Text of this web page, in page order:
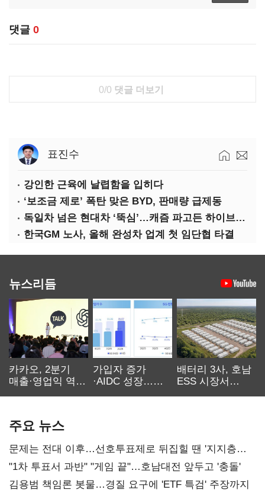
댓글 0
0/0 댓글 더보기
표진수
강인한 근육에 날렵함을 입히다
‘보조금 제로’ 폭탄 맞은 BYD, 판매량 급제동
독일차 넘은 현대차 ‘뚝심’…캐즘 파고든 하이브리드 역전극
한국GM 노사, 올해 완성차 업계 첫 임단협 타결
뉴스리듬
카카오, 2분기
매출·영업익 역대
가입자 증가
·AIDC 성장…
배터리 3사, 호남
ESS 시장서
주요 뉴스
문제는 전대 이후…선호투표제로 뒤집힐 땐 '지지층
불복'
"1차 투표서 과반" "게임 끝"…호남대전 앞두고 '충돌'
김용범 책임론 봇물…경질 요구에 'ETF 특검' 주장까지